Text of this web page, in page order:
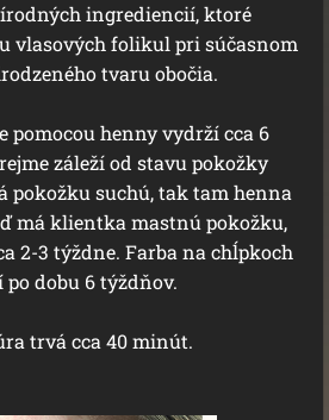
ingrediencií, ktoré
vlasových folikul pri súčasnom
tvaru obočia.
pomocou henny vydrží cca 6
záleží od stavu pokožky
pokožku suchú, tak tam henna
má klientka mastnú pokožku,
2-3 týždne. Farba na chĺpkoch
dobu 6 týždňov.
trvá cca 40 minút.